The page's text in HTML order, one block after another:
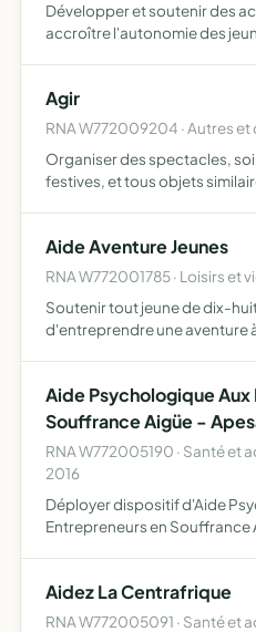
Développer et soutenir des
accroître l'autonomie des
Agir
RNA W772009204 · Autres et
Organiser des spectacles,
festives, et tous objets
Aide Aventure Jeunes
RNA W772001785 · Loisirs et
Soutenir tout jeune de dix-
d'entreprendre une aventure
Aide Psychologique Aux
Souffrance Aigüe -
RNA W772005190 · Santé et
2016
Déployer dispositif d'Aide
Entrepreneurs en Souffrance
(Ressources Mutu…
Aidez La Centrafrique
RNA W772005091 · Santé et